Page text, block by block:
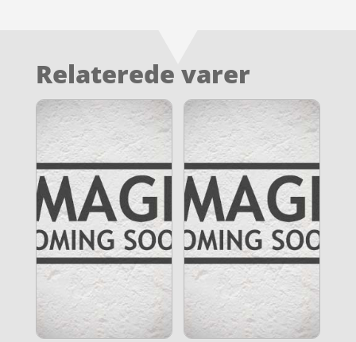
Relaterede varer